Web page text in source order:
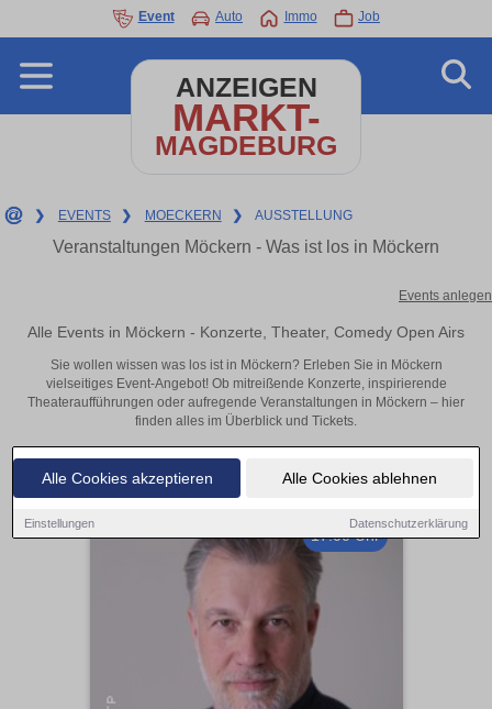
Alle Cookies akzeptieren Alle Cookies ablehnen
Einstellungen Datenschutzerklärung
Event Auto Immo Job
ANZEIGEN
MARKT-
MAGDEBURG
❯ EVENTS ❯ MOECKERN ❯ AUSSTELLUNG
Veranstaltungen Möckern - Was ist los in Möckern
Events anlegen
Alle Events in Möckern - Konzerte, Theater, Comedy Open Airs
Sie wollen wissen was los ist in Möckern? Erleben Sie in Möckern
vielseitiges Event-Angebot! Ob mitreißende Konzerte, inspirierende
Theateraufführungen oder aufregende Veranstaltungen in Möckern – hier
finden alles im Überblick und Tickets.
17:00 Uhr